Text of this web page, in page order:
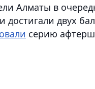
Алматы в
достигали двух
серию